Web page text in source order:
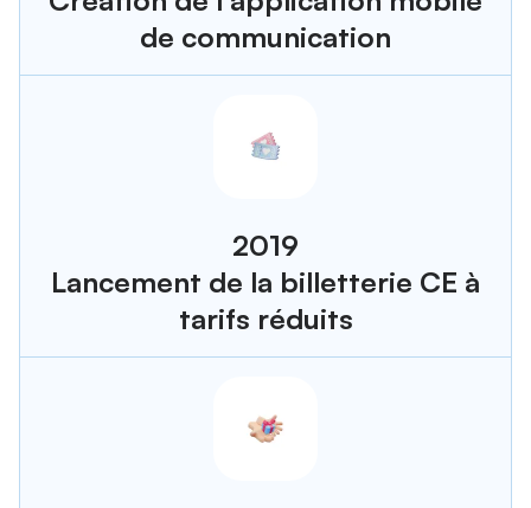
de communication
2019
Lancement de la billetterie CE à
tarifs réduits